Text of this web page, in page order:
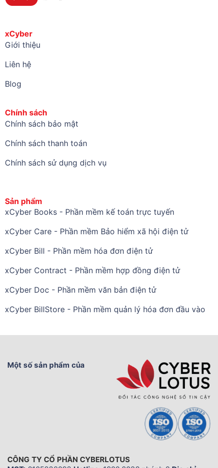
xCyber
Giới thiệu
Liên hệ
Blog
Chính sách
Chính sách bảo mật
Chính sách thanh toán
Chính sách sử dụng dịch vụ
Sản phẩm
xCyber Books - Phần mềm kế toán trực tuyến
xCyber Care - Phần mềm Bảo hiểm xã hội điện tử
xCyber Bill - Phần mềm hóa đơn điện tử
xCyber Contract - Phần mềm hợp đồng điện tử
xCyber Doc - Phần mềm văn bản điện tử
xCyber BillStore - Phần mềm quản lý hóa đơn đầu vào
Một số sản phẩm của
CÔNG TY CỔ PHẦN CYBERLOTUS